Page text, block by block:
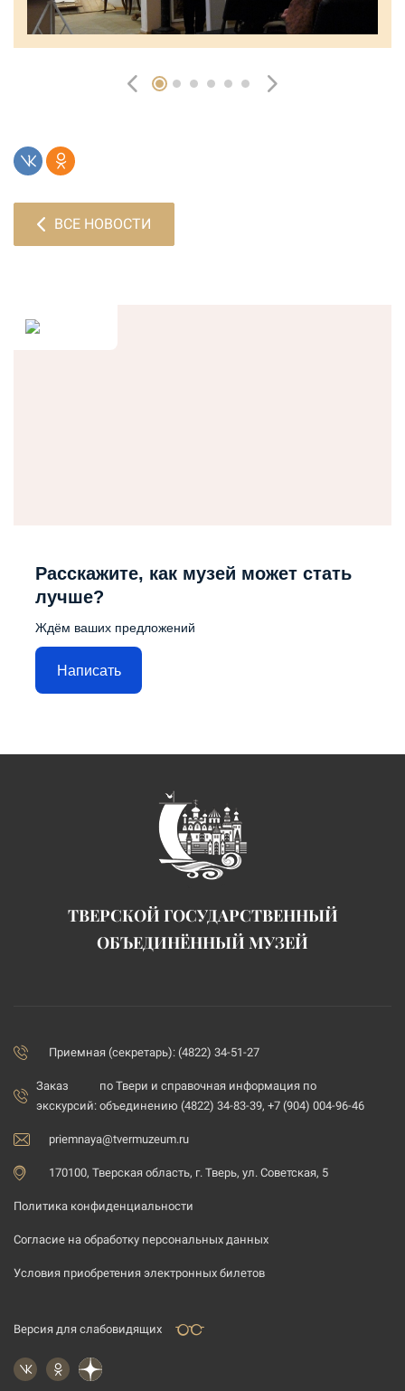
ВСЕ НОВОСТИ
Расскажите, как музей может стать
лучше?
Ждём ваших предложений
Написать
ТВЕРСКОЙ ГОСУДАРСТВЕННЫЙ
ОБЪЕДИНЁННЫЙ МУЗЕЙ
Приемная (секретарь): (4822) 34-51-27
Заказ
экскурсий:
по Твери и справочная информация по
объединению (4822) 34-83-39, +7 (904) 004-96-46
priemnaya@tvermuzeum.ru
170100, Тверская область, г. Тверь, ул. Советская, 5
Политика конфиденциальности
Согласие на обработку персональных данных
Условия приобретения электронных билетов
Версия для слабовидящих